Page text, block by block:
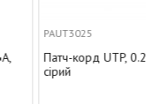
PAUT3025
корд UTP, 0.25 м, кат.